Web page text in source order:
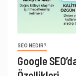
SEO NEDIR?
Google